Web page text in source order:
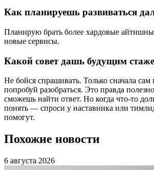
Как планируешь развиваться
Планирую брать более хардовые
новые сервисы.
Какой совет дашь будущим
Не бойся спрашивать. Только сначала
попробуй разобраться. Это правда
сможешь найти ответ. Но когда что-то
понять — спроси у наставника или
помогут.
Похожие новости
6 августа 2026